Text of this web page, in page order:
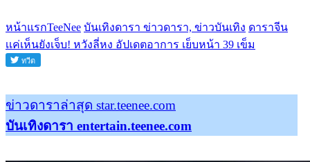
หน้าแรกTeeNee บันเทิงดารา ข่าวดารา, ข่าวบันเทิง ดาราจีน
เเค่เห็นยังเจ็บ! หวังลี่หง อัปเดตอาการ เย็บหน้า 39 เข็ม
ข่าวดาราล่าสุด star.teenee.com
บันเทิงดารา entertain.teenee.com